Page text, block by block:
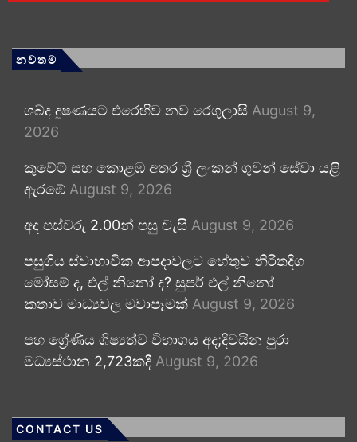
නවතම
ශබ්ද දූෂණයට එරෙහිව නව රෙගුලාසි August 9,
2026
කුවේට් සහ කොළඹ අතර ශ්‍රී ලංකන් ගුවන් සේවා යළි
ඇරඹේ August 9, 2026
අද පස්වරු 2.00න් පසු වැසි August 9, 2026
පසුගිය ස්වාභාවික ආපදාවලට හේතුව නිරිතදිග
මෝසම් ද, එල් නිනෝ ද? සුපර් එල් නිනෝ
කතාව මාධ්‍යවල මවාපෑමක් August 9, 2026
පහ ශ්‍රේණිය ශිෂ්‍යත්ව විභාගය අද;දිවයින පුරා
මධ්‍යස්ථාන 2,723කදී August 9, 2026
CONTACT US